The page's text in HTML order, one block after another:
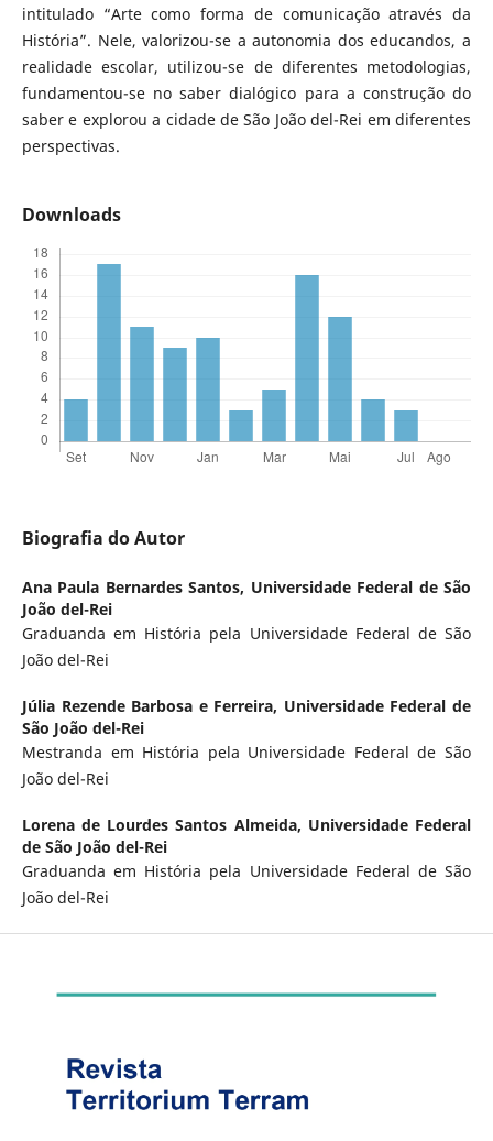
intitulado “Arte como forma de comunicação através da
História”. Nele, valorizou-se a autonomia dos educandos, a
realidade escolar, utilizou-se de diferentes metodologias,
fundamentou-se no saber dialógico para a construção do
saber e explorou a cidade de São João del-Rei em diferentes
perspectivas.
Downloads
Biografia do Autor
Ana Paula Bernardes Santos, Universidade Federal de São
João del-Rei
Graduanda em História pela Universidade Federal de São
João del-Rei
Júlia Rezende Barbosa e Ferreira, Universidade Federal de
São João del-Rei
Mestranda em História pela Universidade Federal de São
João del-Rei
Lorena de Lourdes Santos Almeida, Universidade Federal
de São João del-Rei
Graduanda em História pela Universidade Federal de São
João del-Rei